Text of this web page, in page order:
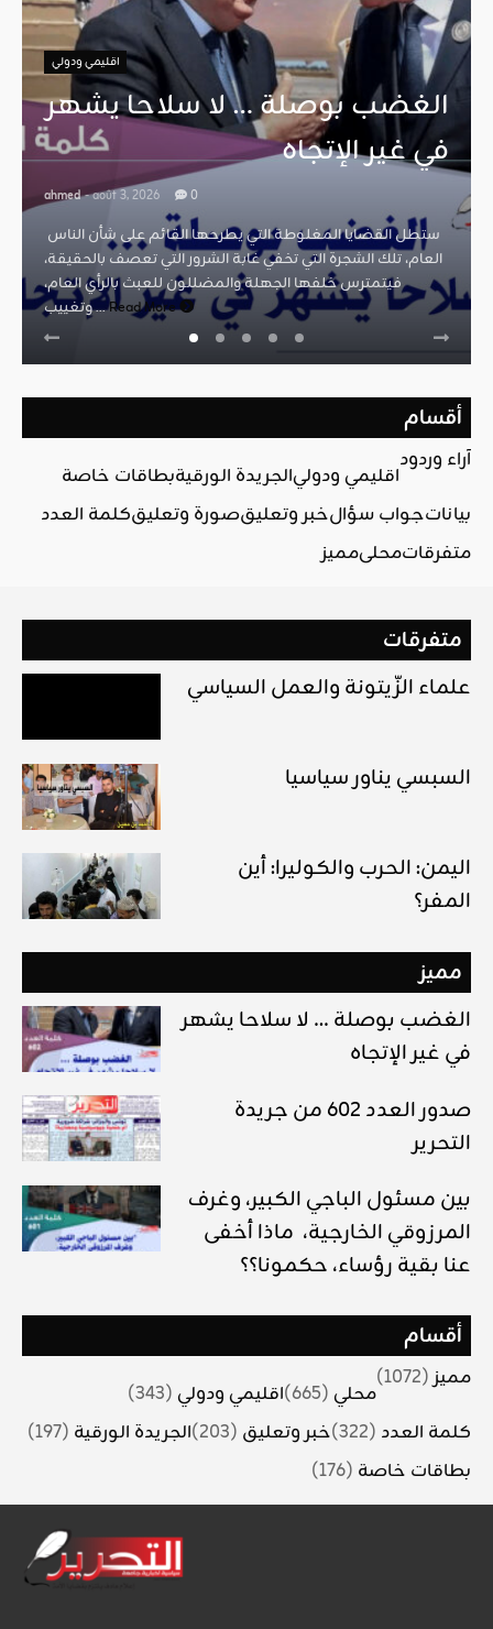
اقليمي ودولي
الغضب بوصلة … لا سلاحا يشهر
في غير الإتجاه
ahmed - août 3, 2026 0
العام، تلك الشجرة التي تخفي غابة الشرور التي تعصف بالحقيقة،
فيتمترس خلفها الجهلة والمضللون للعبث بالرأي العام،
وتغييب ...Read More
أقسام
آراء وردود
اقليمي ودوليالجريدة الورقيةبطاقات خاصة
بياناتجواب سؤالخبر وتعليقصورة وتعليقكلمة العدد
متفرقاتمحليمميز
متفرقات
علماء الزّيتونة والعمل السياسي
السبسي يناور سياسيا
اليمن: الحرب والكوليرا: أين
المفر؟
مميز
الغضب بوصلة … لا سلاحا يشهر
في غير الإتجاه
صدور العدد 602 من جريدة
التحرير
بين مسئول الباجي الكبير، وغرف
المرزوقي الخارجية، ماذا أخفى
عنا بقية رؤساء، حكمونا؟؟
أقسام
مميز(1072)
محلي (665) اقليمي ودولي (343)
كلمة العدد (322) خبر وتعليق (203) الجريدة الورقية (197)
بطاقات خاصة (176)